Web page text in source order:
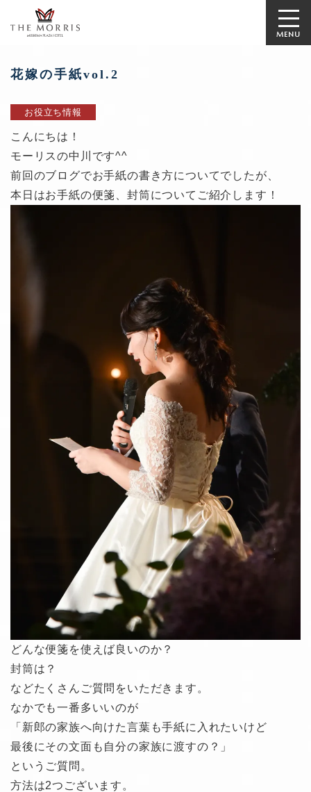
MENU
花嫁の手紙vol.2
お役立ち情報
こんにちは！
モーリスの中川です^^
前回のブログでお手紙の書き方についてでしたが、
本日はお手紙の便箋、封筒についてご紹介します！
どんな便箋を使えば良いのか？
封筒は？
などたくさんご質問をいただきます。
なかでも一番多いいのが
「新郎の家族へ向けた言葉も手紙に入れたいけど
最後にその文面も自分の家族に渡すの？」
というご質問。
方法は2つございます。